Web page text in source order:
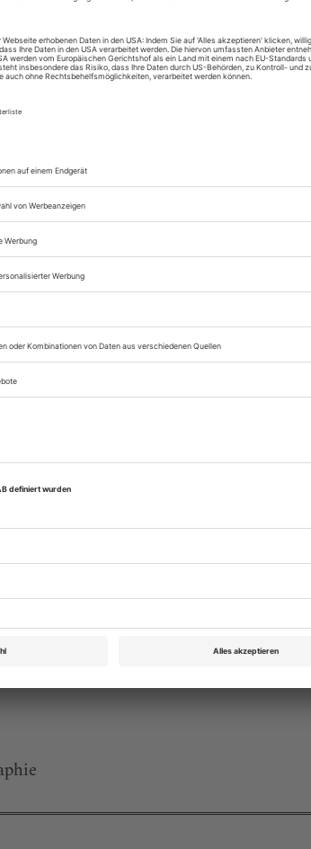
Lesegenuss auf
Zugang zum
Sie können alle Vorteile